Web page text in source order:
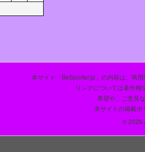
本サイト「BeSporter.jp」の内容は、商
リンクについては著作権
希望や、ご意見
本サイトの掲載ポ
© 2026